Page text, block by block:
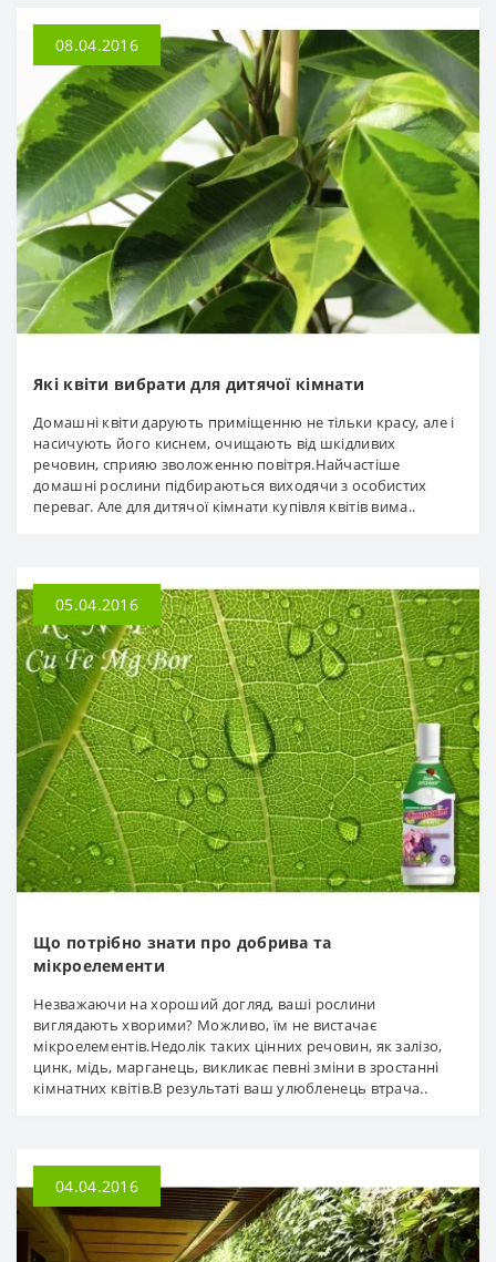
08.04.2016
Які квіти вибрати для дитячої кімнати
Домашні квіти дарують приміщенню не тільки красу, але і
насичують його киснем, очищають від шкідливих
речовин, сприяю зволоженню повітря.Найчастіше
домашні рослини підбираються виходячи з особистих
переваг. Але для дитячої кімнати купівля квітів вима..
05.04.2016
Що потрібно знати про добрива та
мікроелементи
Незважаючи на хороший догляд, ваші рослини
виглядають хворими? Можливо, їм не вистачає
мікроелементів.Недолік таких цінних речовин, як залізо,
цинк, мідь, марганець, викликає певні зміни в зростанні
кімнатних квітів.В результаті ваш улюбленець втрача..
04.04.2016